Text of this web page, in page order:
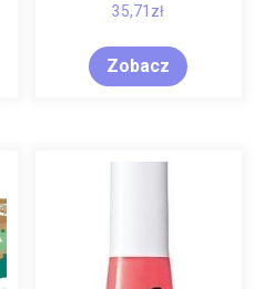
35,71 zł
Zobacz